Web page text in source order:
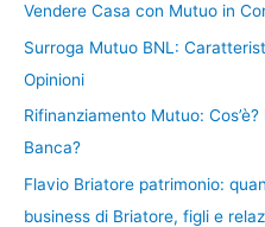
Vendere Casa con Mutuo in
Surroga Mutuo BNL:
Opinioni
Rifinanziamento Mutuo:
Banca?
Flavio Briatore patrimonio:
business di Briatore, figli e